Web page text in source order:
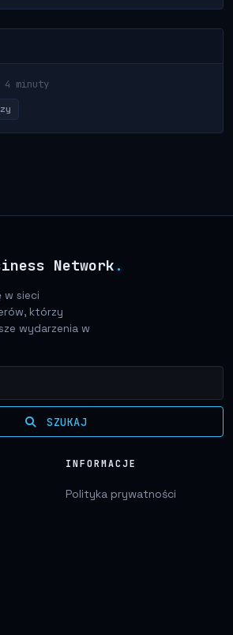
4 minuty
Network .
w sieci
którzy
wydarzenia w
SZUKAJ
INFORMACJE
Polityka prywatności